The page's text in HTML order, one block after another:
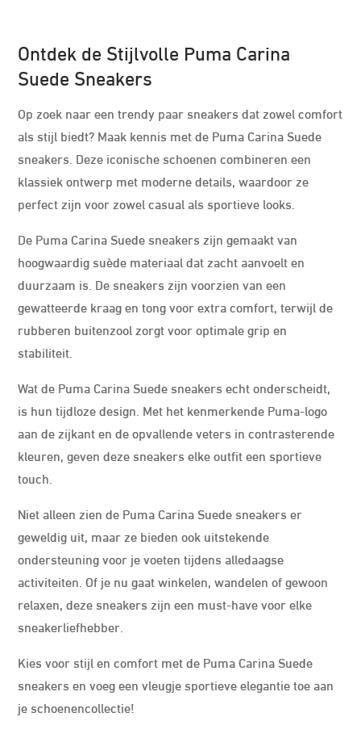
Ontdek de Stijlvolle Puma Carina
Suede Sneakers
Op zoek naar een trendy paar sneakers dat zowel comfort
als stijl biedt? Maak kennis met de Puma Carina Suede
sneakers. Deze iconische schoenen combineren een
klassiek ontwerp met moderne details, waardoor ze
perfect zijn voor zowel casual als sportieve looks.
De Puma Carina Suede sneakers zijn gemaakt van
hoogwaardig suède materiaal dat zacht aanvoelt en
duurzaam is. De sneakers zijn voorzien van een
gewatteerde kraag en tong voor extra comfort, terwijl de
rubberen buitenzool zorgt voor optimale grip en
stabiliteit.
Wat de Puma Carina Suede sneakers echt onderscheidt,
is hun tijdloze design. Met het kenmerkende Puma-logo
aan de zijkant en de opvallende veters in contrasterende
kleuren, geven deze sneakers elke outfit een sportieve
touch.
Niet alleen zien de Puma Carina Suede sneakers er
geweldig uit, maar ze bieden ook uitstekende
ondersteuning voor je voeten tijdens alledaagse
activiteiten. Of je nu gaat winkelen, wandelen of gewoon
relaxen, deze sneakers zijn een must-have voor elke
sneakerliefhebber.
Kies voor stijl en comfort met de Puma Carina Suede
sneakers en voeg een vleugje sportieve elegantie toe aan
je schoenencollectie!